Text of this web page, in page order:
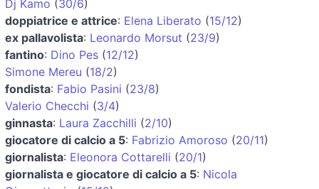
Dj Kamo (30/6)
doppiatrice e attrice: Elena Liberato (15/12)
ex pallavolista: Leonardo Morsut (23/9)
fantino: Dino Pes (12/12)
Simone Mereu (18/2)
fondista: Fabio Pasini (23/8)
Valerio Checchi (3/4)
ginnasta: Laura Zacchilli (2/10)
giocatore di calcio a 5: Fabrizio Amoroso (20/11)
giornalista: Eleonora Cottarelli (20/1)
giornalista e giocatore di calcio a 5: Nicola